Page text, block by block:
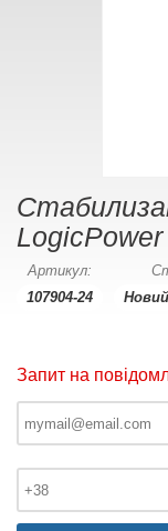
Артикул:
107904-24
Запит на